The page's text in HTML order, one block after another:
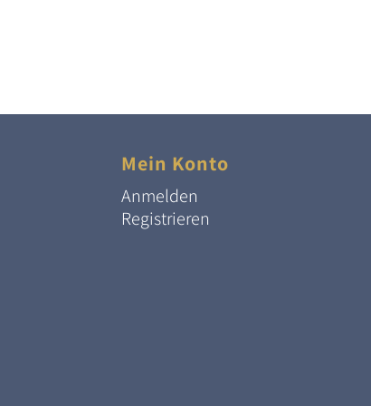
Mein Konto
Anmelden
Registrieren